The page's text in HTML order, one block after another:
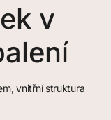
v
vnitřní struktura